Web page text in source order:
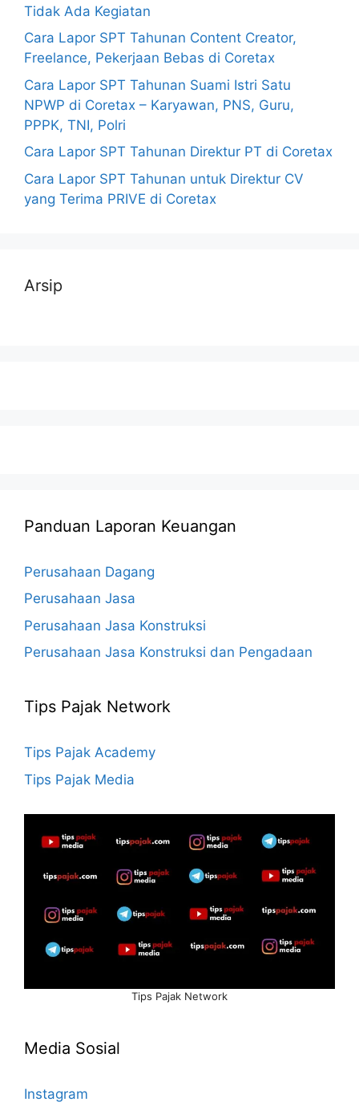
Tidak Ada Kegiatan
Cara Lapor SPT Tahunan Content Creator,
Freelance, Pekerjaan Bebas di Coretax
Cara Lapor SPT Tahunan Suami Istri Satu
NPWP di Coretax – Karyawan, PNS, Guru,
PPPK, TNI, Polri
Cara Lapor SPT Tahunan Direktur PT di Coretax
Cara Lapor SPT Tahunan untuk Direktur CV
yang Terima PRIVE di Coretax
Arsip
Panduan Laporan Keuangan
Perusahaan Dagang
Perusahaan Jasa
Perusahaan Jasa Konstruksi
Perusahaan Jasa Konstruksi dan Pengadaan
Tips Pajak Network
Tips Pajak Academy
Tips Pajak Media
Tips Pajak Network
Media Sosial
Instagram